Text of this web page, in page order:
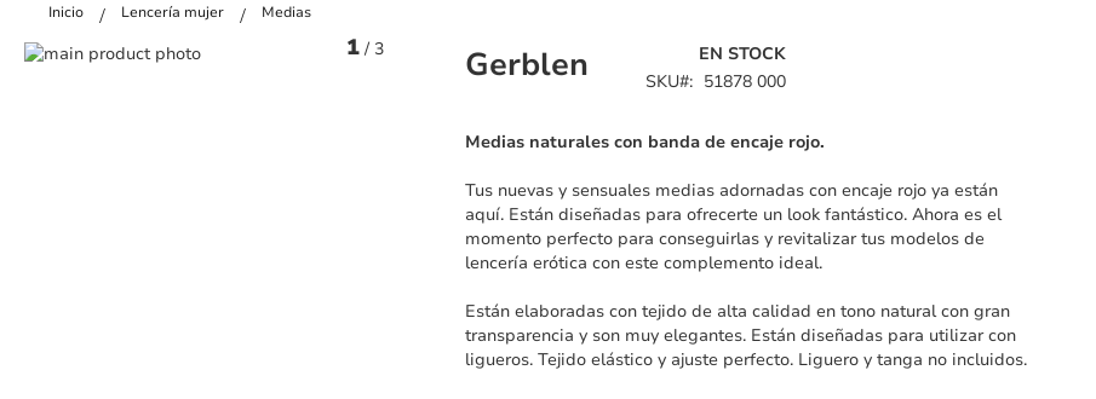
Inicio Lencería mujer Medias
Saltar
1 / 3 Gerblen
EN STOCK
SKU
51878 000
Medias naturales con banda de encaje rojo.
Tus nuevas y sensuales medias adornadas con encaje rojo ya están
aquí. Están diseñadas para ofrecerte un look fantástico. Ahora es el
momento perfecto para conseguirlas y revitalizar tus modelos de
lencería erótica con este complemento ideal.
Están elaboradas con tejido de alta calidad en tono natural con gran
transparencia y son muy elegantes. Están diseñadas para utilizar con
ligueros. Tejido elástico y ajuste perfecto. Liguero y tanga no incluidos.